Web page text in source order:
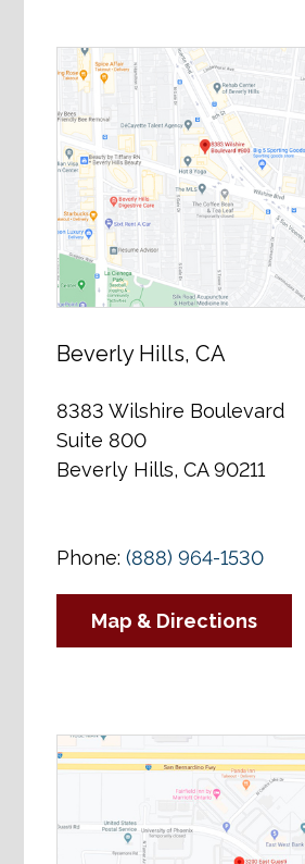
Beverly Hills, CA
8383 Wilshire Boulevard
Suite 800
Beverly Hills, CA 90211
Phone:(888) 964-1530
Map & Directions